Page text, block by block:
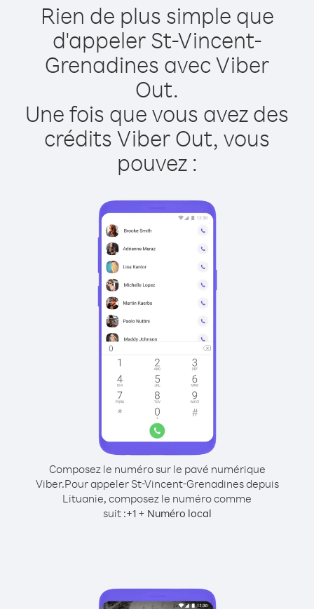
Rien de plus simple que
d'appeler St-Vincent-
Grenadines avec Viber
Out.
Une fois que vous avez des
crédits Viber Out, vous
pouvez :
Composez le numéro sur le pavé numérique
Viber.Pour appeler St-Vincent-Grenadines depuis
Lituanie, composez le numéro comme
suit :+1+ Numéro local